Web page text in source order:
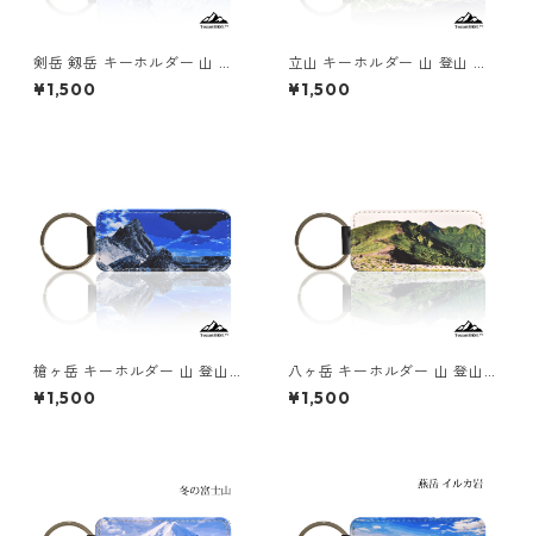
剣岳 剱岳 キーホルダー 山 登
山 アウトドア
¥1,500
立山 キーホルダー 山 登山 ア
ウトドア 紅葉
¥1,500
槍ヶ岳 キーホルダー 山 登山
アウトドア 北アルプス
¥1,500
八ヶ岳 キーホルダー 山 登山
アウトドア 南八ヶ岳 硫黄岳
¥1,500